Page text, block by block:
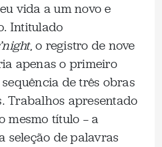
vida a um novo e
Intitulado
, o registro de nove
apenas o primeiro
de três obras
Trabalhos apresentado
mesmo título — a
seleção de palavras